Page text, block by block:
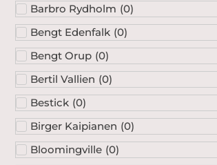
Barbro Rydholm (0)
Bengt Edenfalk (0)
Bengt Orup (0)
Bertil Vallien (0)
Bestick (0)
Birger Kaipianen (0)
Bloomingville (0)